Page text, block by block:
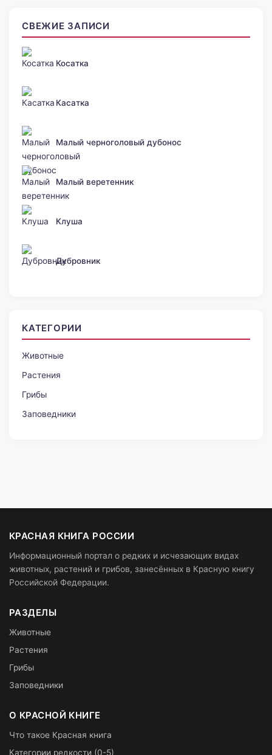
СВЕЖИЕ ЗАПИСИ
Косатка
Касатка
Малый черноголовый дубонос
Малый веретенник
Клуша
Дубровник
КАТЕГОРИИ
Животные
Растения
Грибы
Заповедники
КРАСНАЯ КНИГА РОССИИ
Информационный портал о редких и исчезающих видах
животных, растений и грибов, занесённых в Красную книгу
Российской Федерации.
РАЗДЕЛЫ
Животные
Растения
Грибы
Заповедники
О КРАСНОЙ КНИГЕ
Что такое Красная книга
Категории редкости (0-5)